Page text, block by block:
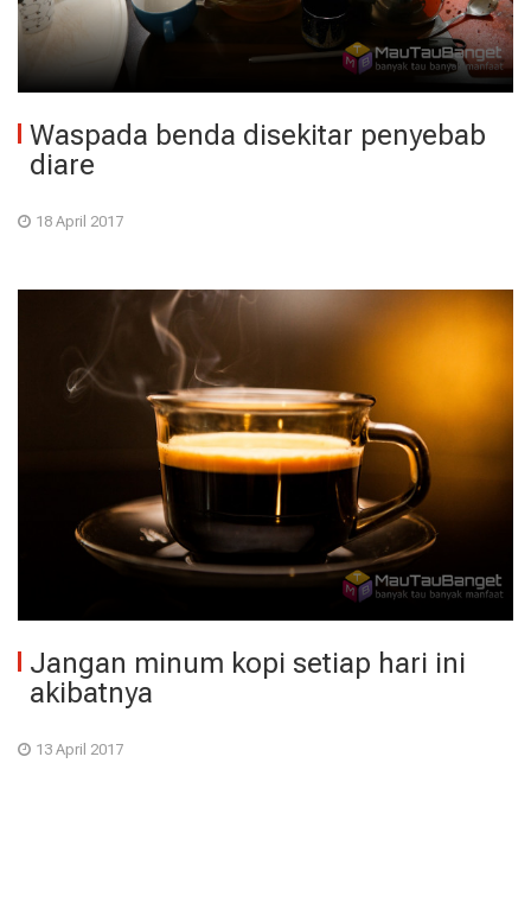
Waspada benda disekitar penyebab
diare
18 April 2017
Jangan minum kopi setiap hari ini
akibatnya
13 April 2017